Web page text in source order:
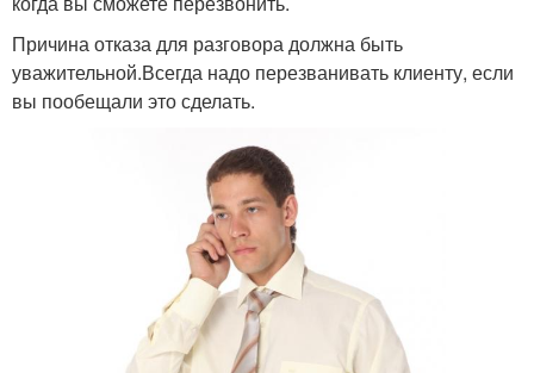
Причина отказа для разговора должна быть
уважительной.Всегда надо перезванивать клиенту, если
вы пообещали это сделать.